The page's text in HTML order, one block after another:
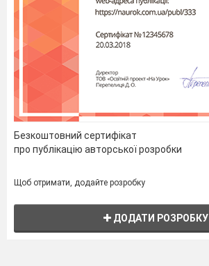
Безкоштовний сертифікат
про публікацію авторської розробки
Щоб отримати, додайте розробку
ДОДАТИ РОЗРОБКУ